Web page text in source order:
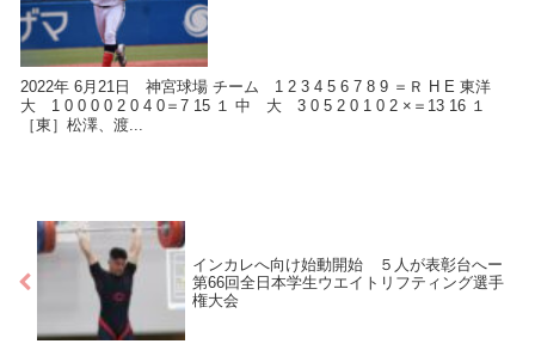
2022年 6月21日 神宮球場 チーム 1 2 3 4 5 6 7 8 9 ＝Ｒ H E 東洋
大 1 0 0 0 0 2 0 4 0＝7 15 １ 中 大 3 0 5 2 0 1 0 2 ×＝13 16 １
［東］松澤、渡...
インカレへ向け始動開始 ５人が表彰台へー
第66回全日本学生ウエイトリフティング選手
権大会